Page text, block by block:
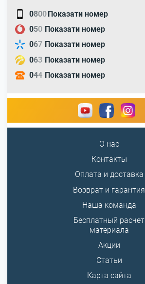
0800Показати номер
050 Показати номер
067 Показати номер
063 Показати номер
044 Показати номер
О нас
Контакты
Оплата и доставка
Возврат и гарантия
Наша команда
Бесплатный расчет
материала
Акции
Статьи
Карта сайта